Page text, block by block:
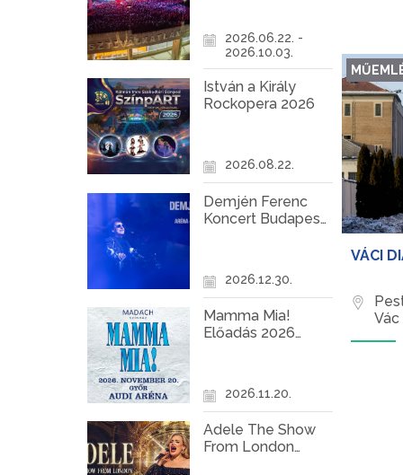
2026.06.22. -
2026.10.03.
István a Király
Rockopera 2026
2026.08.22.
Demjén Ferenc
Koncert Budapest
2026.12.30.
Mamma Mia!
Előadás 2026
2026.11.20.
Adele The Show
From London
VÁCI
Vác